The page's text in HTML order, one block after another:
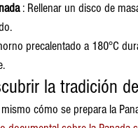
: Rellenar un disco de
precalentado a 180°C
la tradición
cómo se prepara la